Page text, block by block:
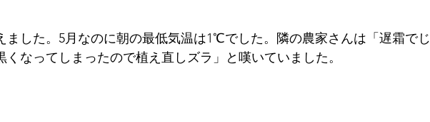
ました。5月なのに朝の最低気温は1℃でした。隣の農家さんは「遅霜でじ
くなってしまったので植え直しズラ」と嘆いていました。